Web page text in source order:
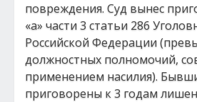
повреждения. Суд вынес
«а» части 3 статьи 286
Российской Федерации
должностных полномочий,
применением насилия).
приговорены к 3 годам